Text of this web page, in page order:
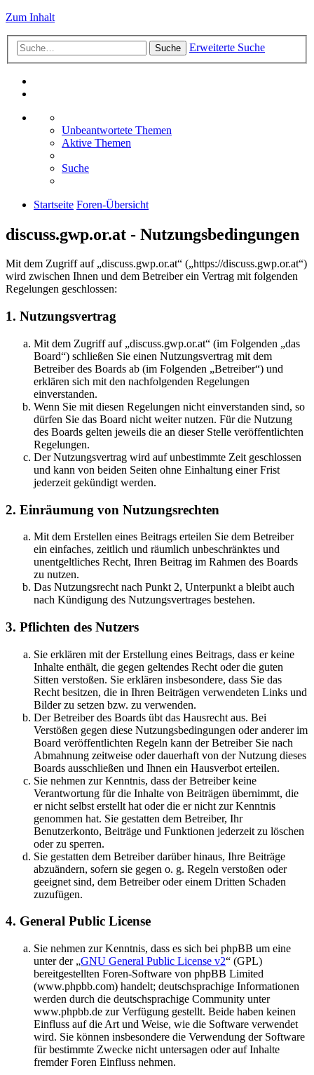
Zum Inhalt
Suche Erweiterte Suche
Unbeantwortete Themen
Aktive Themen
Suche
Startseite Foren-Übersicht
discuss.gwp.or.at - Nutzungsbedingungen
Mit dem Zugriff auf „discuss.gwp.or.at“ („https://discuss.gwp.or.at“)
wird zwischen Ihnen und dem Betreiber ein Vertrag mit folgenden
Regelungen geschlossen:
1. Nutzungsvertrag
Mit dem Zugriff auf „discuss.gwp.or.at“ (im Folgenden „das
Board“) schließen Sie einen Nutzungsvertrag mit dem
Betreiber des Boards ab (im Folgenden „Betreiber“) und
erklären sich mit den nachfolgenden Regelungen
einverstanden.
Wenn Sie mit diesen Regelungen nicht einverstanden sind, so
dürfen Sie das Board nicht weiter nutzen. Für die Nutzung
des Boards gelten jeweils die an dieser Stelle veröffentlichten
Regelungen.
Der Nutzungsvertrag wird auf unbestimmte Zeit geschlossen
und kann von beiden Seiten ohne Einhaltung einer Frist
jederzeit gekündigt werden.
2. Einräumung von Nutzungsrechten
Mit dem Erstellen eines Beitrags erteilen Sie dem Betreiber
ein einfaches, zeitlich und räumlich unbeschränktes und
unentgeltliches Recht, Ihren Beitrag im Rahmen des Boards
zu nutzen.
Das Nutzungsrecht nach Punkt 2, Unterpunkt a bleibt auch
nach Kündigung des Nutzungsvertrages bestehen.
3. Pflichten des Nutzers
Sie erklären mit der Erstellung eines Beitrags, dass er keine
Inhalte enthält, die gegen geltendes Recht oder die guten
Sitten verstoßen. Sie erklären insbesondere, dass Sie das
Recht besitzen, die in Ihren Beiträgen verwendeten Links und
Bilder zu setzen bzw. zu verwenden.
Der Betreiber des Boards übt das Hausrecht aus. Bei
Verstößen gegen diese Nutzungsbedingungen oder anderer im
Board veröffentlichten Regeln kann der Betreiber Sie nach
Abmahnung zeitweise oder dauerhaft von der Nutzung dieses
Boards ausschließen und Ihnen ein Hausverbot erteilen.
Sie nehmen zur Kenntnis, dass der Betreiber keine
Verantwortung für die Inhalte von Beiträgen übernimmt, die
er nicht selbst erstellt hat oder die er nicht zur Kenntnis
genommen hat. Sie gestatten dem Betreiber, Ihr
Benutzerkonto, Beiträge und Funktionen jederzeit zu löschen
oder zu sperren.
Sie gestatten dem Betreiber darüber hinaus, Ihre Beiträge
abzuändern, sofern sie gegen o. g. Regeln verstoßen oder
geeignet sind, dem Betreiber oder einem Dritten Schaden
zuzufügen.
4. General Public License
Sie nehmen zur Kenntnis, dass es sich bei phpBB um eine
unter der „GNU General Public License v2“ (GPL)
bereitgestellten Foren-Software von phpBB Limited
(www.phpbb.com) handelt; deutschsprachige Informationen
werden durch die deutschsprachige Community unter
www.phpbb.de zur Verfügung gestellt. Beide haben keinen
Einfluss auf die Art und Weise, wie die Software verwendet
wird. Sie können insbesondere die Verwendung der Software
für bestimmte Zwecke nicht untersagen oder auf Inhalte
fremder Foren Einfluss nehmen.